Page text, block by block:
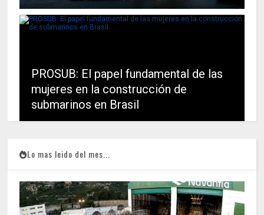
PROSUB: El papel fundamental de las
mujeres en la construcción de
submarinos en Brasil
Lo mas leido del mes...